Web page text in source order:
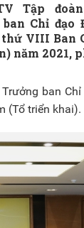
Tập
Chỉ
VIII Ban
năm 2021,
ban
(Tổ triển khai).